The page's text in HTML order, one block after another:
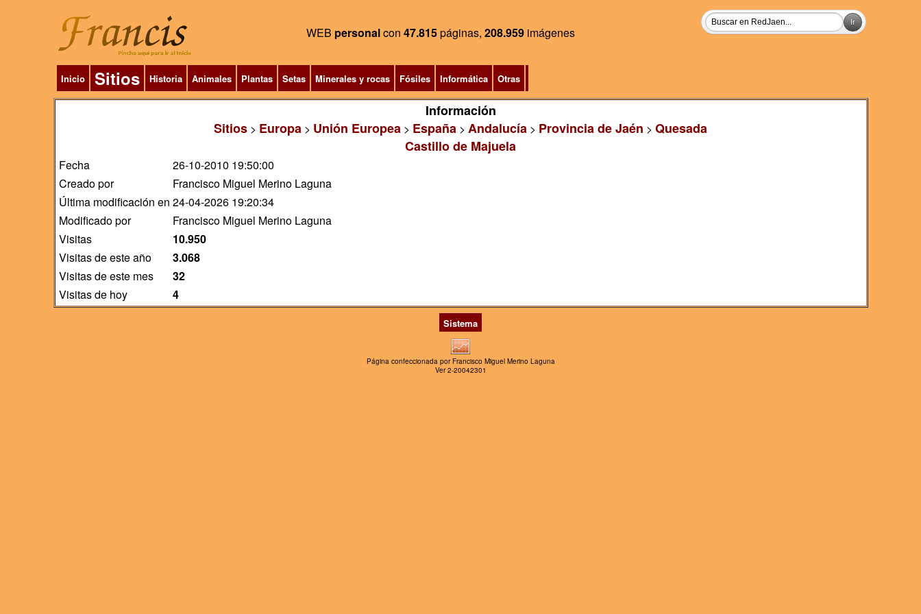
WEB personalcon 47.815páginas, 208.959 imágenes
Inicio Sitios Historia Animales Plantas Setas Minerales y rocas Fósiles Informática Otras
Información
Sitios > Europa > Unión Europea > España > Andalucía > Provincia de Jaén > Quesada
Castillo de Majuela
Fecha
26-10-2010 19:50:00
Creado por
Francisco Miguel Merino Laguna
Última modificación en 24-04-2026 19:20:34
Modificado por
Francisco Miguel Merino Laguna
Visitas
10.950
Visitas de este año
3.068
Visitas de este mes
32
Visitas de hoy
4
Sistema
Página confeccionada por Francisco Miguel Merino Laguna
Ver 2-20042301